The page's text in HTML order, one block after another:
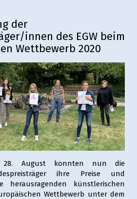
der
innen des EGW beim
Wettbewerb 2020
28. August konnten nun die
ihre Preise und
künstlerischen
Wettbewerb unter dem